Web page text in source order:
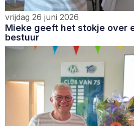
vrijdag 26 juni 2026
Mieke geeft het stokje over
bestuur